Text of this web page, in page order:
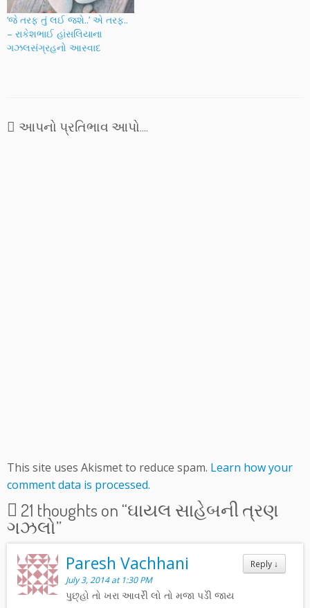
અર્થ થાય છે એક અતિ સૂક્ષ્મ
તત્વ જ્યાંથી…
‘જે તરફ તું લઈ જશે..’ એ તરફ..
– રાકેશભાઈ હાંસલિયાના
ગઝલસંગ્રહનો આસ્વાદ
આપનો પ્રતિભાવ આપો....
This site uses Akismet to reduce spam. Learn how your
comment data is processed.
21 thoughts on “ઘાયલ સાહેબની ત્રણ
ગઝલો”
Reply ↓
Paresh Vachhani
July 3, 2014 at 1:30 PM
પુછ્હો તો ખરા આવરેી લો તો મજા પડેી જાય